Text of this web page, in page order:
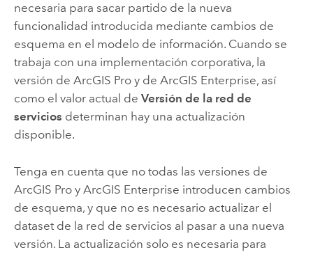
necesaria para sacar partido de la nueva
funcionalidad introducida mediante cambios de
esquema en el modelo de información. Cuando se
trabaja con una implementación corporativa, la
versión de ArcGIS Proy de ArcGIS Enterprise, así
como el valor actual de Versión de la red de
servicios determinan hay una actualización
disponible.
Tenga en cuenta que no todas las versiones de
ArcGIS Proy ArcGIS Enterprise introducen cambios
de esquema, y que no es necesario actualizar el
dataset de la red de servicios al pasar a una nueva
versión. La actualización solo es necesaria para